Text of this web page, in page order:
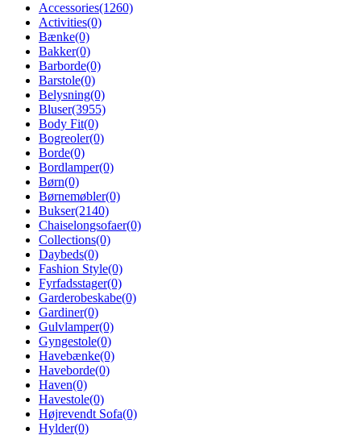
Accessories(1260)
Activities(0)
Bænke(0)
Bakker(0)
Barborde(0)
Barstole(0)
Belysning(0)
Bluser(3955)
Body Fit(0)
Bogreoler(0)
Borde(0)
Bordlamper(0)
Børn(0)
Børnemøbler(0)
Bukser(2140)
Chaiselongsofaer(0)
Collections(0)
Daybeds(0)
Fashion Style(0)
Fyrfadsstager(0)
Garderobeskabe(0)
Gardiner(0)
Gulvlamper(0)
Gyngestole(0)
Havebænke(0)
Haveborde(0)
Haven(0)
Havestole(0)
Højrevendt Sofa(0)
Hylder(0)